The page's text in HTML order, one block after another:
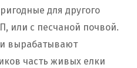
для другого
или с песчаной почвой.
вырабатывают
часть живых елки